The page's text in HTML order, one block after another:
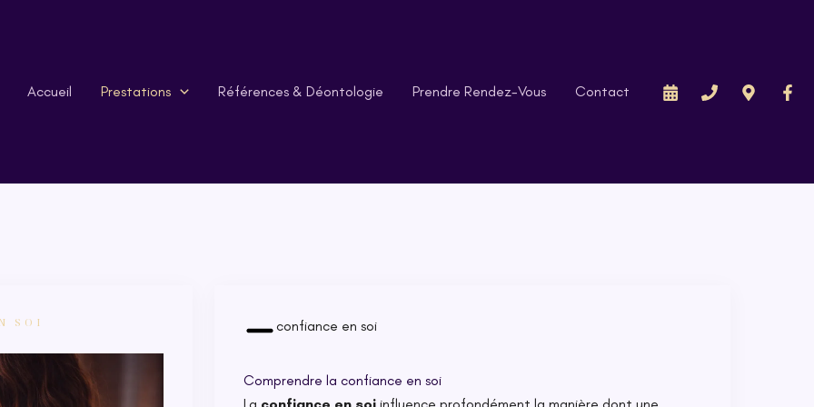
Accueil
Prestations Références & Déontologie Prendre Rendez-Vous Contact
SOI confiance en soi
Comprendre la confiance en soi